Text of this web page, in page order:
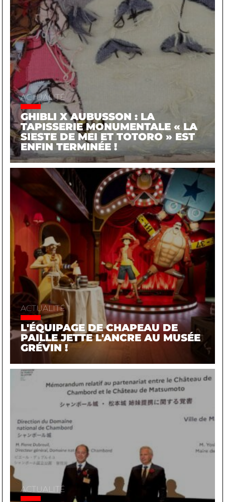
ACTUALITÉ
GHIBLI X AUBUSSON : LA
TAPISSERIE MONUMENTALE « LA
SIESTE DE MEI ET TOTORO » EST
ENFIN TERMINÉE !
ACTUALITÉ
L'ÉQUIPAGE DE CHAPEAU DE
PAILLE JETTE L'ANCRE AU MUSÉE
GRÉVIN !
ACTUALITÉ